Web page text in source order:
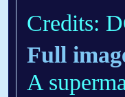
Credits:
Full
A